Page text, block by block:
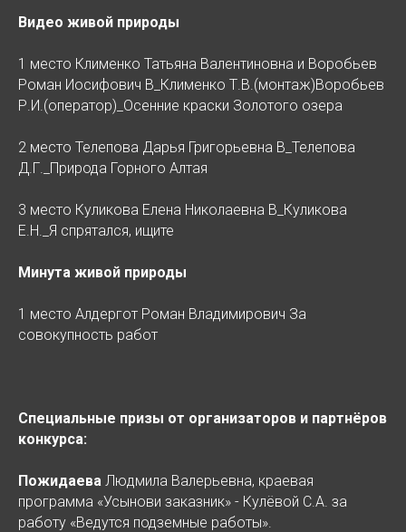
Видео живой природы
1 место Клименко Татьяна Валентиновна и Воробьев
Роман Иосифович В_Клименко Т.В.(монтаж)Воробьев
Р.И.(оператор)_Осенние краски Золотого озера
2 место Телепова Дарья Григорьевна В_Телепова
Д.Г._Природа Горного Алтая
3 место Куликова Елена Николаевна В_Куликова
Е.Н._Я спрятался, ищите
Минута живой природы
1 место Алдергот Роман Владимирович За
совокупность работ
Специальные призы от организаторов и партнёров
конкурса:
Пожидаева Людмила Валерьевна, краевая
программа «Усынови заказник» - Кулёвой С.А. за
работу «Ведутся подземные работы».